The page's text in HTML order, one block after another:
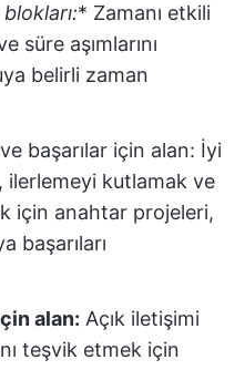
* Zamanı etkili
süre aşımlarını
belirli zaman
başarılar için alan: İyi
ilerlemeyi kutlamak ve
için anahtar projeleri,
başarıları
alan: Açık iletişimi
teşvik etmek için